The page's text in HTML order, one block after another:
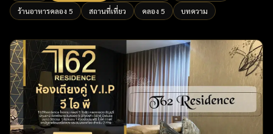
ร้านอาหารคลอง 5
สถานที่เที่ยว คลอง 5 บทความ